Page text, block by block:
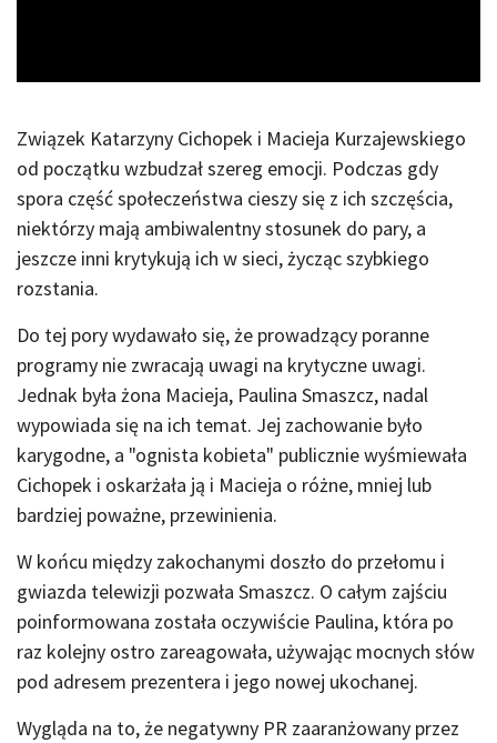
Związek Katarzyny Cichopek i Macieja Kurzajewskiego
od początku wzbudzał szereg emocji. Podczas gdy
spora część społeczeństwa cieszy się z ich szczęścia,
niektórzy mają ambiwalentny stosunek do pary, a
jeszcze inni krytykują ich w sieci, życząc szybkiego
rozstania.
Do tej pory wydawało się, że prowadzący poranne
programy nie zwracają uwagi na krytyczne uwagi.
Jednak była żona Macieja, Paulina Smaszcz, nadal
wypowiada się na ich temat. Jej zachowanie było
karygodne, a "ognista kobieta" publicznie wyśmiewała
Cichopek i oskarżała ją i Macieja o różne, mniej lub
bardziej poważne, przewinienia.
W końcu między zakochanymi doszło do przełomu i
gwiazda telewizji pozwała Smaszcz. O całym zajściu
poinformowana została oczywiście Paulina, która po
raz kolejny ostro zareagowała, używając mocnych słów
pod adresem prezentera i jego nowej ukochanej.
Wygląda na to, że negatywny PR zaaranżowany przez